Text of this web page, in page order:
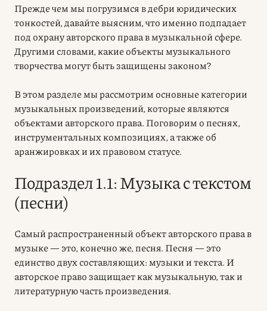
Прежде чем мы погрузимся в дебри юридических
тонкостей, давайте выясним, что именно подпадает
под охрану авторского права в музыкальной сфере.
Другими словами, какие объекты музыкального
творчества могут быть защищены законом?
В этом разделе мы рассмотрим основные категории
музыкальных произведений, которые являются
объектами авторского права. Поговорим о песнях,
инструментальных композициях, а также об
аранжировках и их правовом статусе.
Подраздел 1.1: Музыка с текстом
(песни)
Самый распространенный объект авторского права в
музыке — это, конечно же, песня. Песня — это
единство двух составляющих: музыки и текста. И
авторское право защищает как музыкальную, так и
литературную часть произведения.